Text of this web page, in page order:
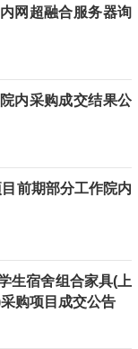
网超融合服务器询
内采购成交结果公
前期部分工作院内
生宿舍组合家具(上
购项目成交公告